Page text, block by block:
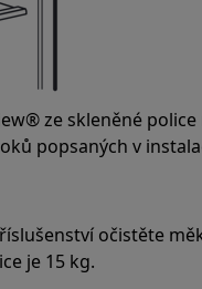
ze skleněné
popsaných v
očistěte
je 15 kg.